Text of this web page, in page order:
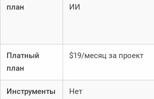
план
ИИ
Платный
план
$19/месяц за проект
Инструменты
Нет